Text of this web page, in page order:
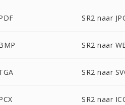
SR2 naar
SR2 naar
SR2 naar
SR2 naar